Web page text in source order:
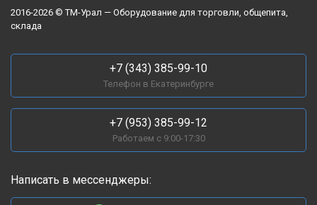
2016-2026 © ТМ-Урал — Оборудование для торговли, общепита,
склада
+7 (343) 385-99-10
Телефон в Екатеринбурге
+7 (953) 385-99-12
Работаем с 9:00-17:30
Написать в мессенджеры: